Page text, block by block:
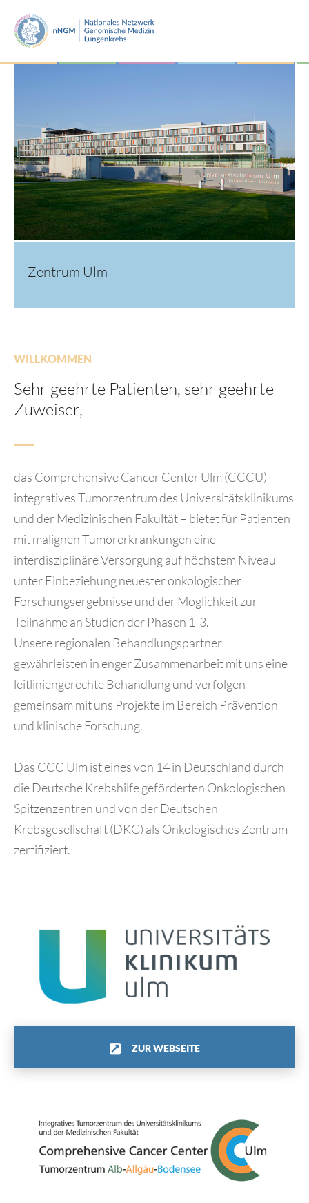
Zentrum Ulm
WILLKOMMEN
Sehr geehrte Patienten, sehr geehrte
Zuweiser,
das Comprehensive Cancer Center Ulm (CCCU) –
integratives Tumorzentrum des Universitätsklinikums
und der Medizinischen Fakultät – bietet für Patienten
mit malignen Tumorerkrankungen eine
interdisziplinäre Versorgung auf höchstem Niveau
unter Einbeziehung neuester onkologischer
Forschungsergebnisse und der Möglichkeit zur
Teilnahme an Studien der Phasen 1-3.
Unsere regionalen Behandlungspartner
gewährleisten in enger Zusammenarbeit mit uns eine
leitliniengerechte Behandlung und verfolgen
gemeinsam mit uns Projekte im Bereich Prävention
und klinische Forschung.
Das CCC Ulm ist eines von 14 in Deutschland durch
die Deutsche Krebshilfe geförderten Onkologischen
Spitzenzentren und von der Deutschen
Krebsgesellschaft (DKG) als Onkologisches Zentrum
zertifiziert.
ZUR WEBSEITE